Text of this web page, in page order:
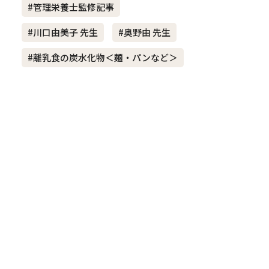
夫婦 #産休 #育休
#管理栄養士監修記事
#川口由美子 先生
#奥野由 先生
#離乳食の炭水化物＜麺・パンなど＞